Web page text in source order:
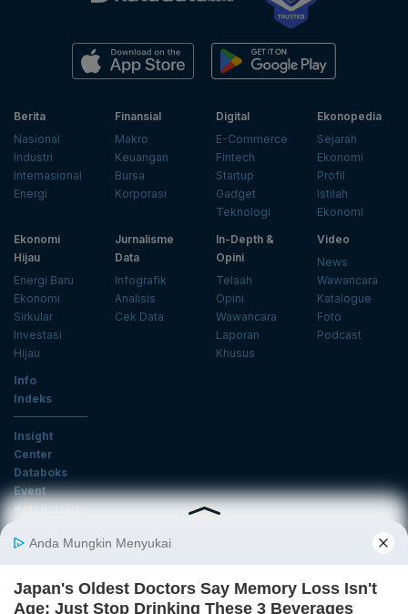
Berita
Nasional
Industri
Internasional
Energi
Finansial
Makro
Keuangan
Bursa
Korporasi
Digital
E-Commerce
Fintech
Startup
Gadget
Teknologi
Ekonopedia
Sejarah
Ekonomi
Profil
Istilah
Ekonomi
Ekonomi
Hijau
Energi Baru
Ekonomi
Sirkular
Investasi
Hijau
Jurnalisme
Data
Infografik
Analisis
Cek Data
In-Depth &
Opini
Telaah
Opini
Wawancara
Laporan
Khusus
Video
News
Wawancara
Katalogue
Foto
Podcast
Info
Indeks
Insight
Center
Databoks
Event
KatadataOto
Email
Daftar